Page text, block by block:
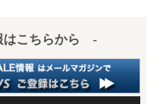
こちらから -